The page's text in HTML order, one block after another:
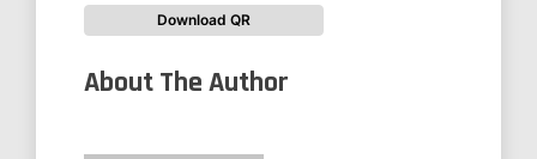
Download QR
About The Author